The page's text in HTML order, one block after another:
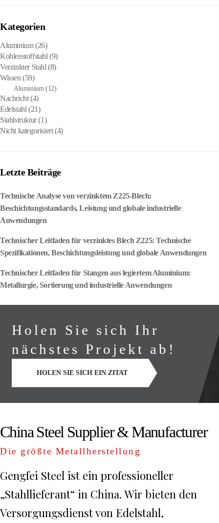
Kategorien
Aluminium(26)
Kohlenstoffstahl (9)
Verzinkter Stahl (8)
Wissen (59)
Aluminium (12)
Nachricht(4)
Edelstahl (21)
Stahlstruktur(1)
Nicht kategorisiert(4)
Letzte Beiträge
Technische Analyse von verzinktem Z225-Blech:
Beschichtungsstandards, Leistung und globale industrielle
Anwendungen
Technischer Leitfaden für verzinktes Blech Z225: Technische
Spezifikationen, Beschichtungsleistung und globale Anwendungen
Technischer Leitfaden für Stangen aus legiertem Aluminium:
Metallurgie, Sortierung und industrielle Anwendungen
Holen Sie sich Ihr
nächstes Projekt ab!
HOLEN SIE SICH EIN ZITAT
China Steel Supplier & Manufacturer
Die größte Metallherstellung
Gengfei Steel ist ein professioneller
„Stahllieferant“ in China. Wir bieten den
Versorgungsdienst von Edelstahl,